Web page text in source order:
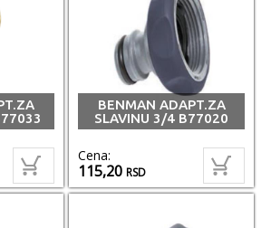
BENMAN ADAPT.ZA
SLAVINU 3/4 B77020
Cena:
115,20RSD